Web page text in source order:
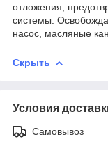
отложения,
системы.
насос, масляные
Скрыть
Условия
Самовывоз